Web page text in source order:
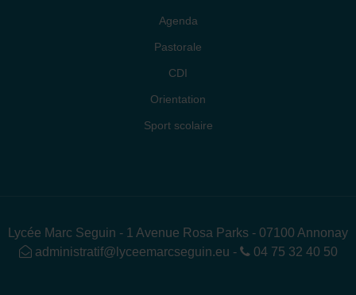
Agenda
Pastorale
CDI
Orientation
Sport scolaire
Lycée Marc Seguin - 1 Avenue Rosa Parks - 07100 Annonay
administratif@lyceemarcseguin.eu - 04 75 32 40 50